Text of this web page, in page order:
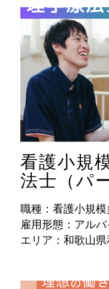
看護小規
法士（パ
職種：看護小規
雇用形態：アル
エリア：和歌山